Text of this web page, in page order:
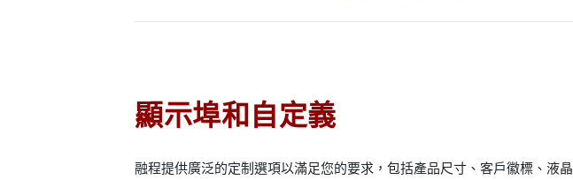
顯示埠和自定義
融程提供廣泛的定制選項以滿足您的要求，包括產品尺寸、客戶徽標、液晶